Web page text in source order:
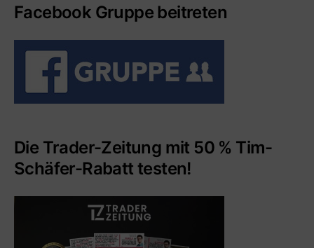
Facebook Gruppe beitreten
Die Trader-Zeitung mit 50 % Tim-
Schäfer-Rabatt testen!